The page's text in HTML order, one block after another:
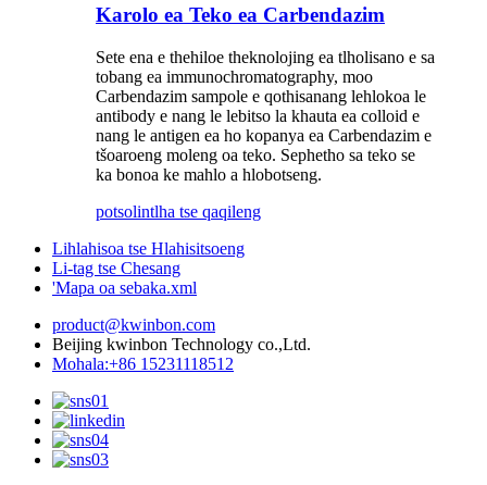
Karolo ea Teko ea Carbendazim
Sete ena e thehiloe theknolojing ea tlholisano e sa
tobang ea immunochromatography, moo
Carbendazim sampole e qothisanang lehlokoa le
antibody e nang le lebitso la khauta ea colloid e
nang le antigen ea ho kopanya ea Carbendazim e
tšoaroeng moleng oa teko. Sephetho sa teko se
ka bonoa ke mahlo a hlobotseng.
potsolintlha tse qaqileng
Lihlahisoa tse Hlahisitsoeng
Li-tag tse Chesang
'Mapa oa sebaka.xml
product@kwinbon.com
Beijing kwinbon Technology co.,Ltd.
Mohala:+86 15231118512